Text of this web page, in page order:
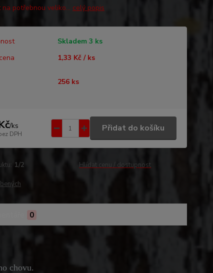
potřebnou veliko... celý popis
Skladem 3 ks
1,33 Kč / ks
256 ks
/ks
DPH
Přidat do košíku
1/2 Hlídat cenu / dostupnost
0
chovu.